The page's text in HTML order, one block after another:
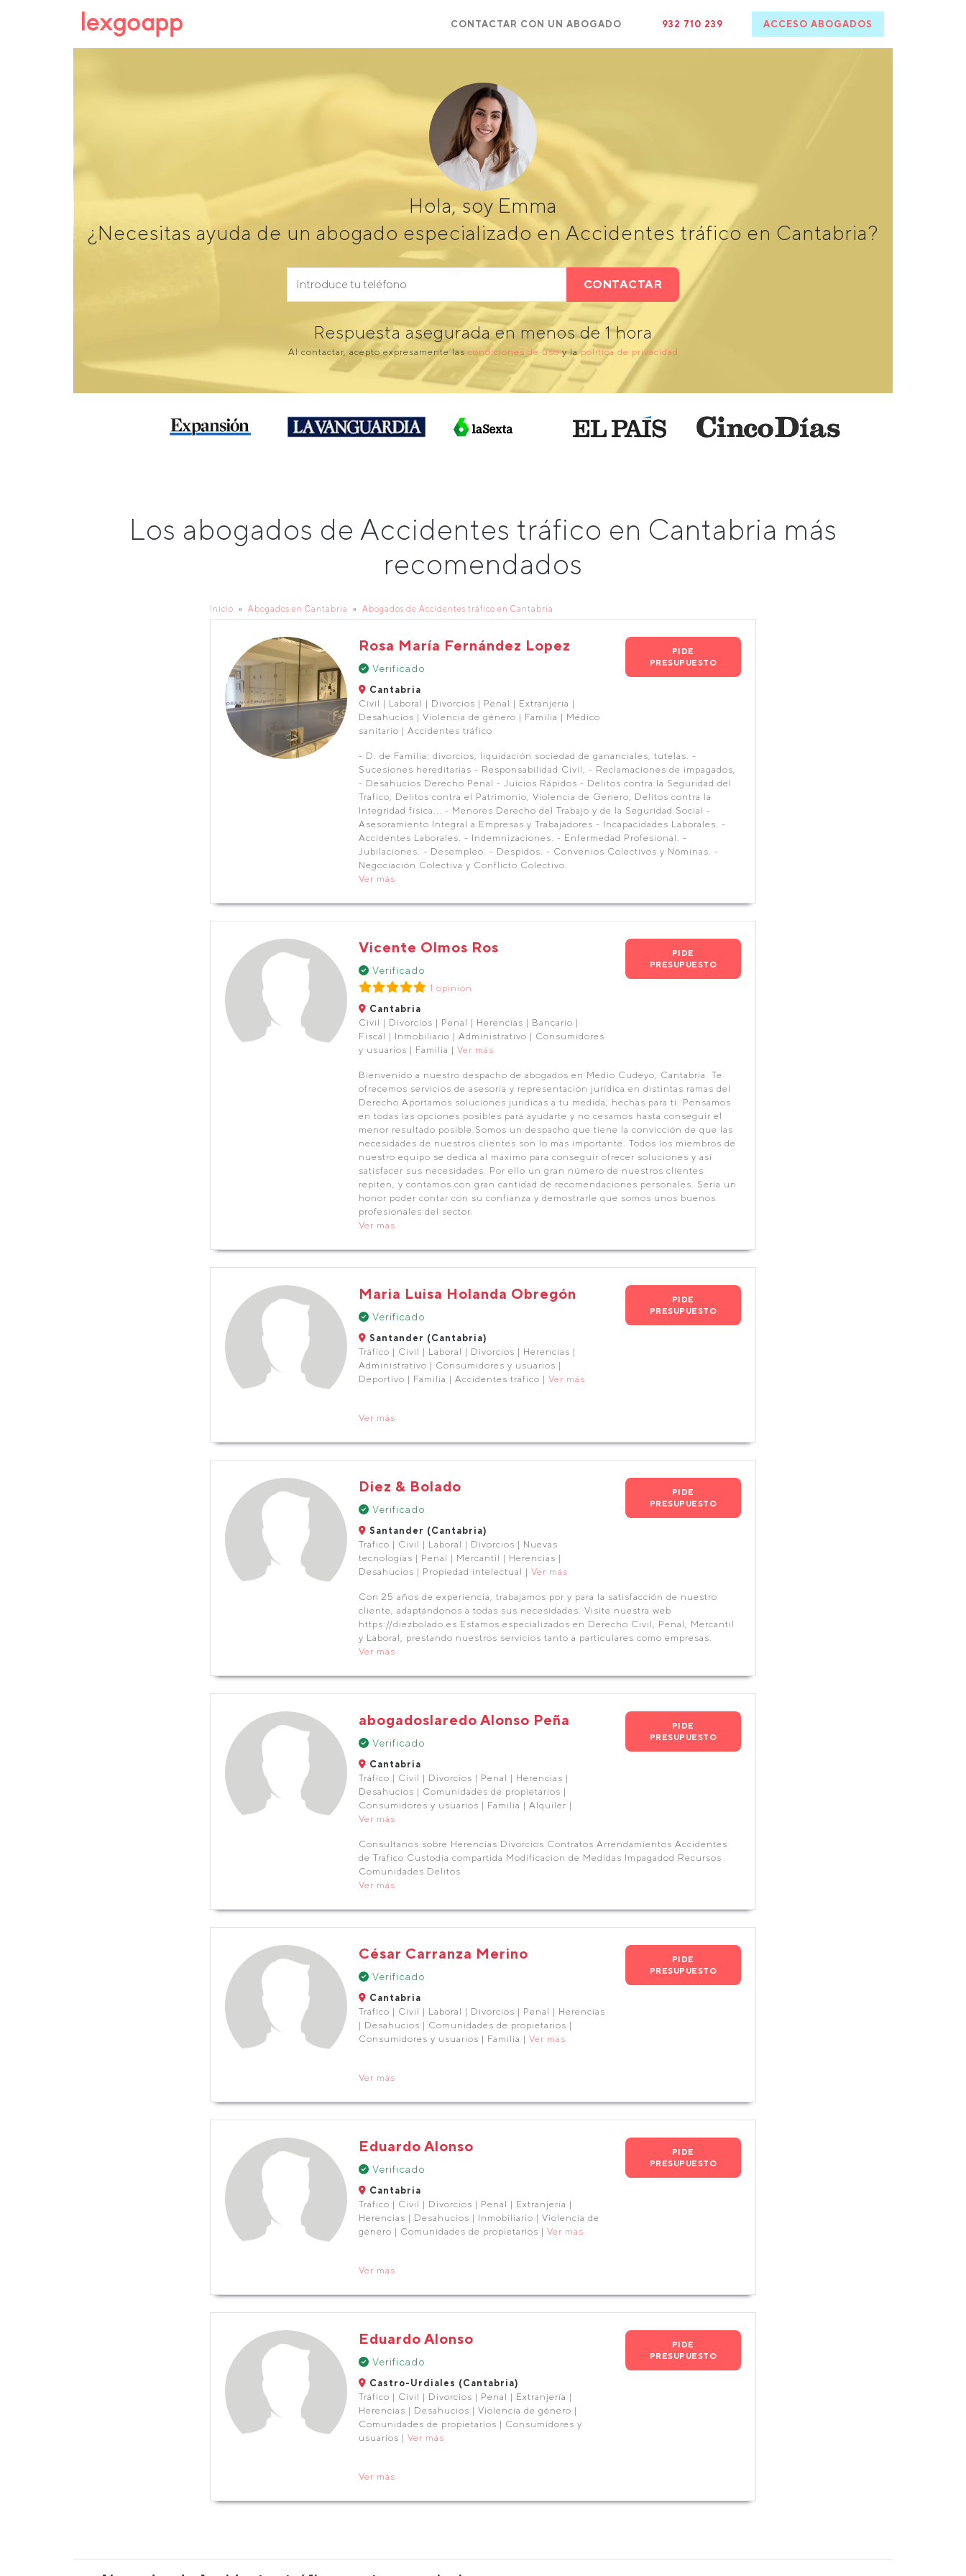
CONTACTAR CON UN ABOGADO 932 710 239 ACCESO ABOGADOS
Hola, soy Emma
¿Necesitas ayuda de un abogado especializado en Accidentes tráfico en Cantabria?
CONTACTAR
Respuesta asegurada en menos de 1 hora
Al contactar, acepto expresamente las condiciones de usoy lapolítica de privacidad
Los abogados de Accidentes tráfico en Cantabria más
recomendados
Inicio Abogados en Cantabria Abogados de Accidentes tráfico en Cantabria
Rosa María Fernández Lopez
Verificado
Cantabria
Civil | Laboral | Divorcios | Penal | Extranjería |
Desahucios | Violencia de género | Familia | Médico
sanitario | Accidentes tráfico
PIDE
PRESUPUESTO
- D. de Familia: divorcios, liquidación sociedad de gananciales, tutelas. -
Sucesiones hereditarias - Responsabilidad Civil, - Reclamaciones de impagados,
- Desahucios Derecho Penal - Juicios Rápidos - Delitos contra la Seguridad del
Trafico, Delitos contra el Patrimonio, Violencia de Genero, Delitos contra la
Integridad física... - Menores Derecho del Trabajo y de la Seguridad Social -
Asesoramiento Integral a Empresas y Trabajadores - Incapacidades Laborales. -
Accidentes Laborales. - Indemnizaciones. - Enfermedad Profesional. -
Jubilaciones. - Desempleo. - Despidos. - Convenios Colectivos y Nóminas. -
Negociación Colectiva y Conflicto Colectivo.
Ver más
Vicente Olmos Ros
Verificado
1 opinión
Cantabria
Civil | Divorcios | Penal | Herencias | Bancario |
Fiscal | Inmobiliario | Administrativo | Consumidores
y usuarios | Familia | Ver más
PIDE
PRESUPUESTO
Bienvenido a nuestro despacho de abogados en Medio Cudeyo, Cantabria. Te
ofrecemos servicios de asesoría y representación jurídica en distintas ramas del
Derecho.Aportamos soluciones jurídicas a tu medida, hechas para ti. Pensamos
en todas las opciones posibles para ayudarte y no cesamos hasta conseguir el
menor resultado posible.Somos un despacho que tiene la convicción de que las
necesidades de nuestros clientes son lo más importante. Todos los miembros de
nuestro equipo se dedica al máximo para conseguir ofrecer soluciones y así
satisfacer sus necesidades. Por ello un gran número de nuestros clientes
repiten, y contamos con gran cantidad de recomendaciones personales. Sería un
honor poder contar con su confianza y demostrarle que somos unos buenos
profesionales del sector.
Ver más
Maria Luisa Holanda Obregón
Verificado
Santander (Cantabria)
Tráfico | Civil | Laboral | Divorcios | Herencias |
Administrativo | Consumidores y usuarios |
Deportivo | Familia | Accidentes tráfico | Ver más
PIDE
PRESUPUESTO
Ver más
Diez & Bolado
Verificado
Santander (Cantabria)
Tráfico | Civil | Laboral | Divorcios | Nuevas
tecnologías | Penal | Mercantil | Herencias |
Desahucios | Propiedad intelectual | Ver más
PIDE
PRESUPUESTO
Con 25 años de experiencia, trabajamos por y para la satisfacción de nuestro
cliente, adaptándonos a todas sus necesidades. Visite nuestra web
https://diezbolado.es Estamos especializados en Derecho Civil, Penal, Mercantil
y Laboral, prestando nuestros servicios tanto a particulares como empresas.
Ver más
abogadoslaredo Alonso Peña
Verificado
Cantabria
Tráfico | Civil | Divorcios | Penal | Herencias |
Desahucios | Comunidades de propietarios |
Consumidores y usuarios | Familia | Alquiler |
Ver más
PIDE
PRESUPUESTO
Consultanos sobre Herencias Divorcios Contratos Arrendamientos Accidentes
de Trafico Custodia compartida Modificacion de Medidas Impagadod Recursos
Comunidades Delitos
Ver más
César Carranza Merino
Verificado
Cantabria
Tráfico | Civil | Laboral | Divorcios | Penal | Herencias
| Desahucios | Comunidades de propietarios |
Consumidores y usuarios | Familia | Ver más
PIDE
PRESUPUESTO
Ver más
Eduardo Alonso
Verificado
Cantabria
Tráfico | Civil | Divorcios | Penal | Extranjería |
Herencias | Desahucios | Inmobiliario | Violencia de
género | Comunidades de propietarios | Ver más
PIDE
PRESUPUESTO
Ver más
Eduardo Alonso
Verificado
Castro-Urdiales (Cantabria)
Tráfico | Civil | Divorcios | Penal | Extranjería |
Herencias | Desahucios | Violencia de género |
Comunidades de propietarios | Consumidores y
usuarios | Ver más
PIDE
PRESUPUESTO
Ver más